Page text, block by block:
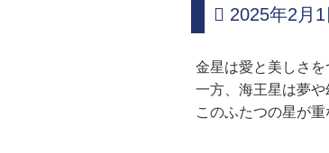
2025年2月
金星は愛と美しさを
一方、海王星は夢や
このふたつの星が